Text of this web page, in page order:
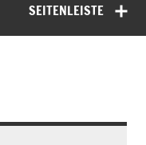
SEITENLEISTE